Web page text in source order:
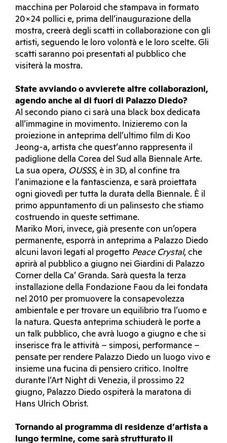
macchina per Polaroid che stampava in formato
20×24 pollici e, prima dell’inaugurazione della
mostra, creerà degli scatti in collaborazione con gli
artisti, seguendo le loro volontà e le loro scelte. Gli
scatti saranno poi presentati al pubblico che
visiterà la mostra.
State avviando o avvierete altre collaborazioni,
agendo anche al di fuori di Palazzo Diedo?
Al secondo piano ci sarà una black box dedicata
all’immagine in movimento. Inizieremo con la
proiezione in anteprima dell’ultimo film di Koo
Jeong-a, artista che quest’anno rappresenta il
padiglione della Corea del Sud alla Biennale Arte.
La sua opera, OUSSS, è in 3D, al confine tra
l’animazione e la fantascienza, e sarà proiettata
ogni giovedì per tutta la durata della Biennale. È il
primo appuntamento di un palinsesto che stiamo
costruendo in queste settimane.
Mariko Mori, invece, già presente con un’opera
permanente, esporrà in anteprima a Palazzo Diedo
alcuni lavori legati al progetto Peace Crystal, che
aprirà al pubblico a giugno nei Giardini di Palazzo
Corner della Ca’ Granda. Sarà questa la terza
installazione della Fondazione Faou da lei fondata
nel 2010 per promuovere la consapevolezza
ambientale e per trovare un equilibrio tra l’uomo e
la natura. Questa anteprima schiuderà le porte a
un talk pubblico, che avrà luogo a giugno e che si
inserisce fra le attività – simposi, performance –
pensate per rendere Palazzo Diedo un luogo vivo e
insieme una fucina di pensiero critico. Inoltre
durante l’Art Night di Venezia, il prossimo 22
giugno, Palazzo Diedo ospiterà la maratona di
Hans Ulrich Obrist.
Tornando al programma di residenze d’artista a
lungo termine, come sarà strutturato il